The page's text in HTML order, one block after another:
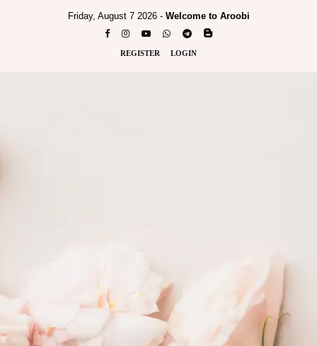
Friday, August 7 2026 - Welcome to Aroobi
REGISTER LOGIN